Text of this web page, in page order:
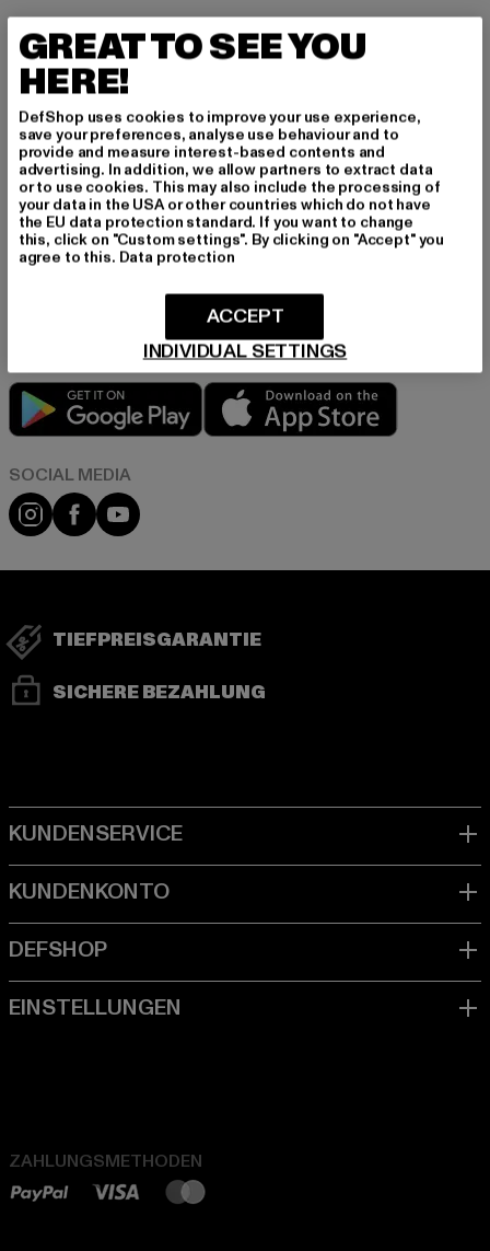
An welchen Produkten bist du interessiert?
MÄNNER
FRAUEN
E-MAIL
ANMELDEN
in unserer Datenschutzerklärung. Du kannst Dich jederzeit kostenfei
Play market
Instagram
FacebookYouTube
TIEFPREISGARANTIE
SICHERE BEZAHLUNG
ZAHLUNGSMETHODEN
GREAT TO SEE YOU
HERE!
DefShop uses cookies to improve your use experience,
save your preferences, analyse use behaviour and to
provide and measure interest-based contents and
advertising. In addition, we allow partners to extract data
or to use cookies. This may also include the processing of
your data in the USA or other countries which do not have
the EU data protection standard. If you want to change
this, click on "Custom settings". By clicking on "Accept" you
agree to this. Data protection
INDIVIDUAL SETTINGS
ACCEPT